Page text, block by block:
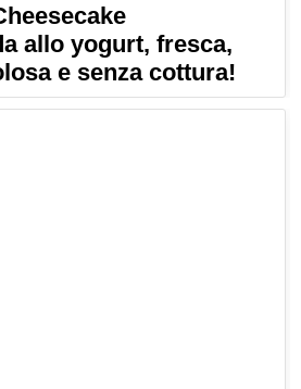
allo yogurt, fresca,
e senza cottura!